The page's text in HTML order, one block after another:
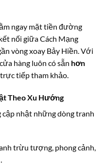
ngay mặt tiền đường
nối giữa Cách Mạng
vòng xoay Bảy Hiền. Với
hàng luôn có sẵn hơn
tiếp tham khảo.
Theo Xu Hướng
nhật những dòng tranh
trừu tượng, phong cảnh,